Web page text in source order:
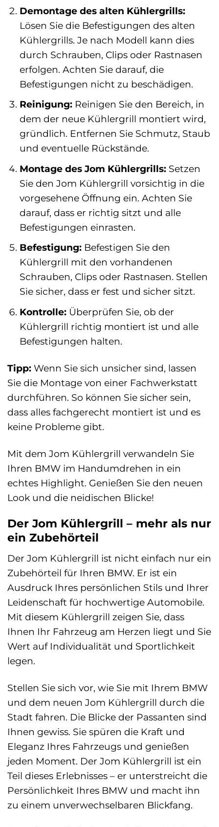
Demontage des alten Kühlergrills:
Lösen Sie die Befestigungen des alten
Kühlergrills. Je nach Modell kann dies
durch Schrauben, Clips oder Rastnasen
erfolgen. Achten Sie darauf, die
Befestigungen nicht zu beschädigen.
Reinigung:Reinigen Sie den Bereich, in
dem der neue Kühlergrill montiert wird,
gründlich. Entfernen Sie Schmutz, Staub
und eventuelle Rückstände.
Montage des Jom Kühlergrills:Setzen
Sie den Jom Kühlergrill vorsichtig in die
vorgesehene Öffnung ein. Achten Sie
darauf, dass er richtig sitzt und alle
Befestigungen einrasten.
Befestigung:Befestigen Sie den
Kühlergrill mit den vorhandenen
Schrauben, Clips oder Rastnasen. Stellen
Sie sicher, dass er fest und sicher sitzt.
Kontrolle:Überprüfen Sie, ob der
Kühlergrill richtig montiert ist und alle
Befestigungen halten.
Tipp: Wenn Sie sich unsicher sind, lassen
Sie die Montage von einer Fachwerkstatt
durchführen. So können Sie sicher sein,
dass alles fachgerecht montiert ist und es
keine Probleme gibt.
Mit dem Jom Kühlergrill verwandeln Sie
Ihren BMW im Handumdrehen in ein
echtes Highlight. Genießen Sie den neuen
Look und die neidischen Blicke!
Der Jom Kühlergrill – mehr als nur
ein Zubehörteil
Der Jom Kühlergrill ist nicht einfach nur ein
Zubehörteil für Ihren BMW. Er ist ein
Ausdruck Ihres persönlichen Stils und Ihrer
Leidenschaft für hochwertige Automobile.
Mit diesem Kühlergrill zeigen Sie, dass
Ihnen Ihr Fahrzeug am Herzen liegt und Sie
Wert auf Individualität und Sportlichkeit
legen.
Stellen Sie sich vor, wie Sie mit Ihrem BMW
und dem neuen Jom Kühlergrill durch die
Stadt fahren. Die Blicke der Passanten sind
Ihnen gewiss. Sie spüren die Kraft und
Eleganz Ihres Fahrzeugs und genießen
jeden Moment. Der Jom Kühlergrill ist ein
Teil dieses Erlebnisses – er unterstreicht die
Persönlichkeit Ihres BMW und macht ihn
zu einem unverwechselbaren Blickfang.